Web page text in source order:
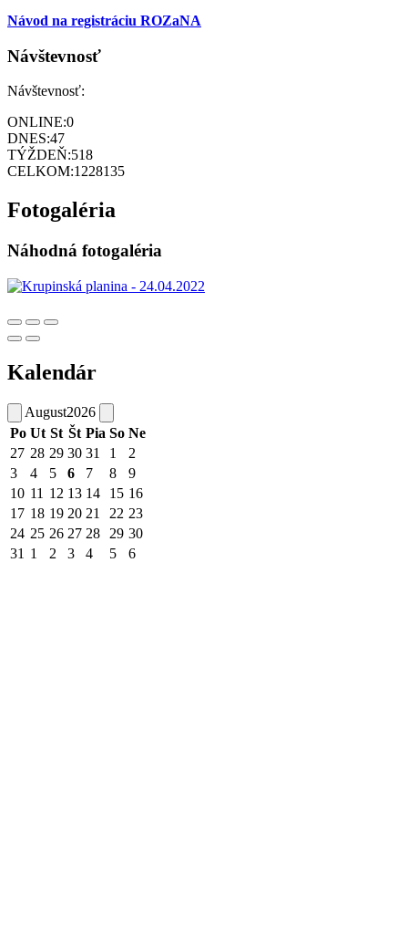
Návod na registráciu ROZaNA
Návštevnosť
Návštevnosť:
ONLINE:0
DNES:47
TÝŽDEŇ:518
CELKOM:1228135
Fotogaléria
Náhodná fotogaléria
Kalendár
August2026
Po Ut St Št Pia So Ne
27 28 29 30 31 1
2
3
4 5 6 7 8
9
10 11 12 13 14 15 16
17 18 19 20 21 22 23
24 25 26 27 28 29 30
31 1 2 3 4 5 6